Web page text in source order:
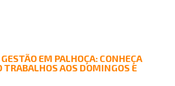
EM PALHOÇA: CONHEÇA
TRABALHOS AOS DOMINGOS E